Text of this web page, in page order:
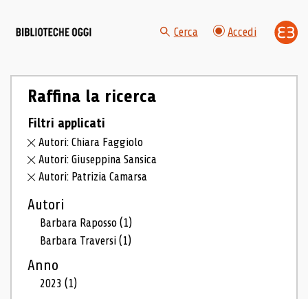
Cerca Accedi
Raffina la ricerca
Filtri applicati
Autori: Chiara Faggiolo
Autori: Giuseppina Sansica
Autori: Patrizia Camarsa
Autori
Barbara Raposso(1)
Barbara Traversi(1)
Anno
2023(1)